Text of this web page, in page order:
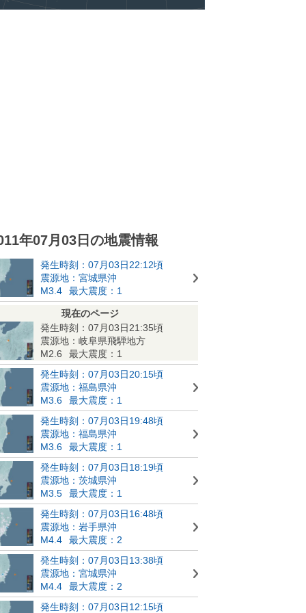
年07月03日の地震情報
発生時刻：07月03日22:12頃
震源地：宮城県沖
M3.4
最大震度：1
現在のページ
発生時刻：07月03日21:35頃
震源地：岐阜県飛騨地方
M2.6
最大震度：1
発生時刻：07月03日20:15頃
震源地：福島県沖
M3.6
最大震度：1
発生時刻：07月03日19:48頃
震源地：福島県沖
M3.6
最大震度：1
発生時刻：07月03日18:19頃
震源地：茨城県沖
M3.5
最大震度：1
発生時刻：07月03日16:48頃
震源地：岩手県沖
M4.4
最大震度：2
発生時刻：07月03日13:38頃
震源地：宮城県沖
M4.4
最大震度：2
発生時刻：07月03日12:15頃